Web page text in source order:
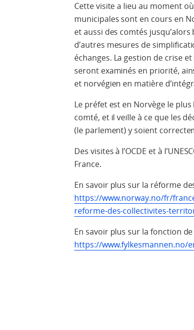
Cette visite a lieu au moment
municipales sont en cours en
et aussi des comtés
d’autres mesures de
échanges. La gestion de crise
seront examinés en priorité,
et norvégien en matière
Le préfet est en Norvège le
comté, et il veille à ce que les
(le parlement) y soient
Des visites à l’OCDE et à
France.
En savoir plus sur la réforme
https://www.norway.no/fr/
reforme-des-collectivites-
En savoir plus sur la fonction
https://www.fylkesmannen.no/